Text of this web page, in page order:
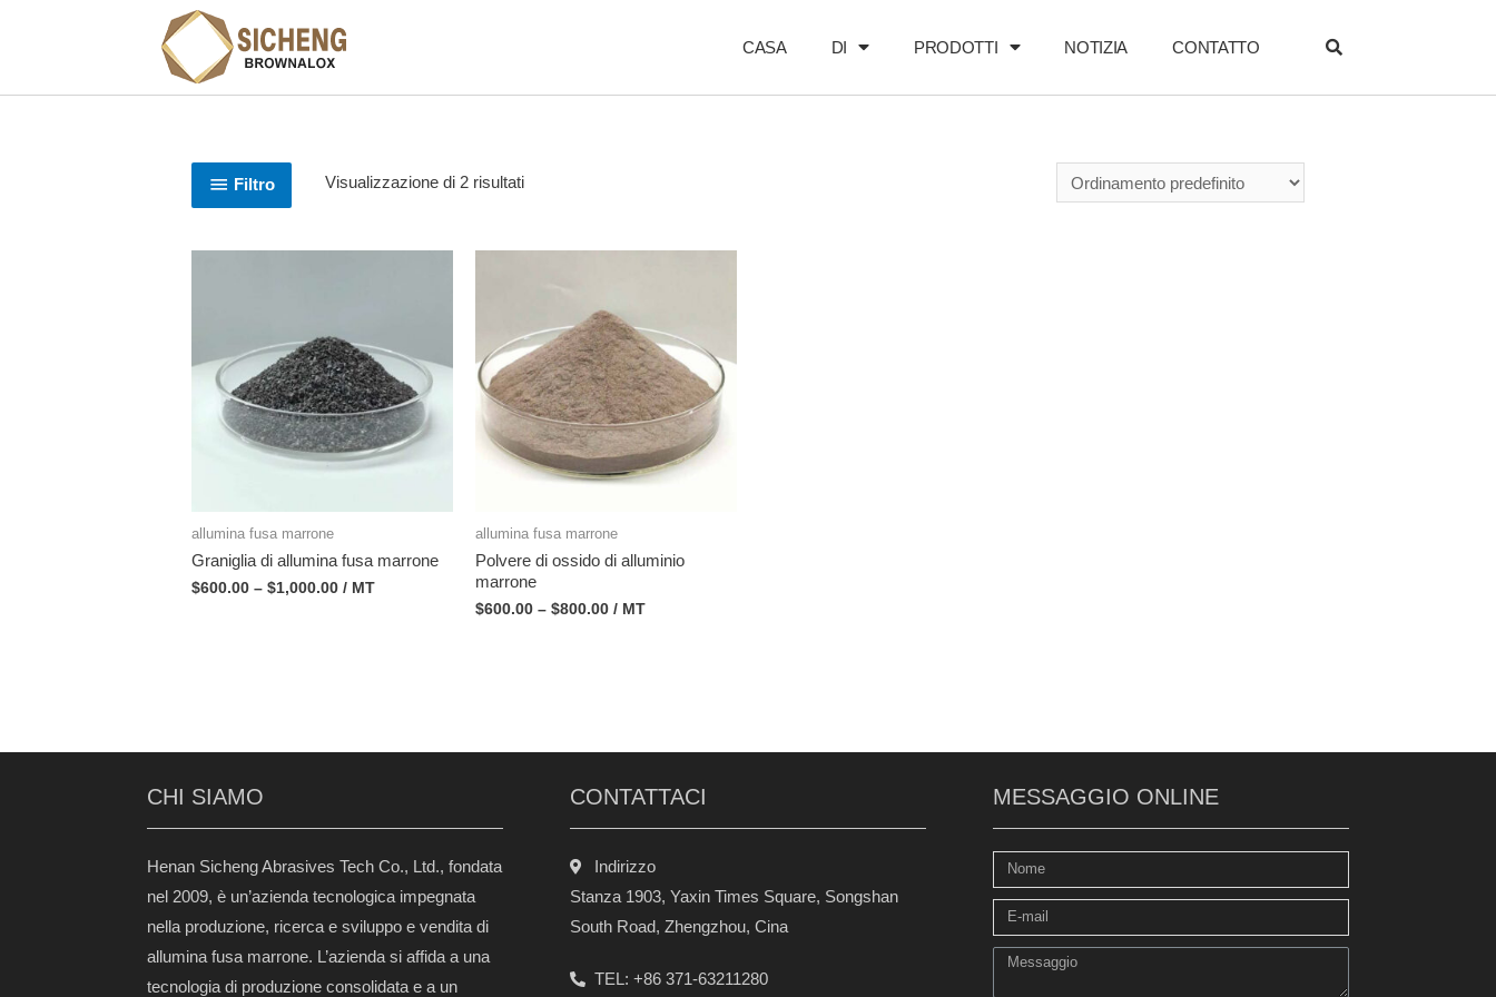
CASA DI PRODOTTI NOTIZIA CONTATTO
Filtro Visualizzazione di 2 risultati
allumina fusa marrone
Graniglia di allumina fusa marrone
$600.00 – $1,000.00 / MT
allumina fusa marrone
Polvere di ossido di alluminio
marrone
$600.00 – $800.00 / MT
CHI SIAMO
Henan Sicheng Abrasives Tech Co., Ltd., fondata
nel 2009, è un’azienda tecnologica impegnata
nella produzione, ricerca e sviluppo e vendita di
allumina fusa marrone. L’azienda si affida a una
tecnologia di produzione consolidata e a un
CONTATTACI
Indirizzo
Stanza 1903, Yaxin Times Square, Songshan
South Road, Zhengzhou, Cina
TEL: +86 371-63211280
MESSAGGIO ONLINE